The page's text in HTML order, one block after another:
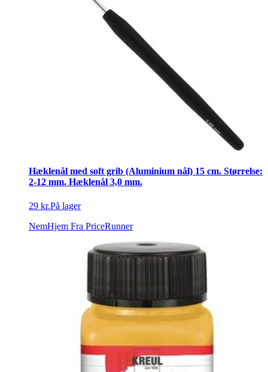
Hæklenål med soft grib (Aluminium nål) 15 cm. Størrelse:
2-12 mm. Hæklenål 3,0 mm.
29 kr.På lager
NemHjem Fra PriceRunner